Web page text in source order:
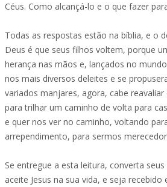
Céus. Como alcançá-lo e o que fazer
Todas as respostas estão na bíblia, e o
Deus é que seus filhos voltem, porque
herança nas mãos e, lançados no
nos mais diversos deleites e se
variados manjares, agora, cabe
para trilhar um caminho de volta para
e quer nos ver no caminho, voltando
arrependimento, para sermos
Se entregue a esta leitura, converta
aceite Jesus na sua vida, e seja